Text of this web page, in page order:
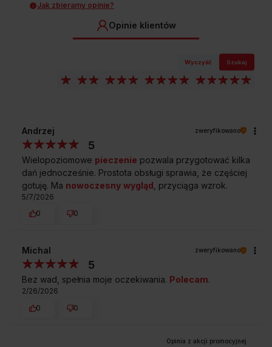
Bezpieczeństwo użytkowania
Kiedy palnik przypadkowo zgaśnie, może się zrobić
niebezpiecznie. Nie w przypadku płyt gazowych Amica,
w których zastosowano specjalny zawór odcinający dopływ
Nie w przypadku płyt gazowych Amica, w których
Jak zbieramy opinie?
Opinie klientów
Wyczyść Szukaj
Andrzej zweryfikowano
5
Wielopoziomowe pieczenie pozwala przygotować kilka
dań jednocześnie. Prostota obsługi sprawia, że częściej
gotuję. Ma nowoczesny wygląd , przyciąga wzrok.
5/7/2026
0
0
Michal zweryfikowano
5
Bez wad, spełnia moje oczekiwania. Polecam.
2/26/2026
0
0